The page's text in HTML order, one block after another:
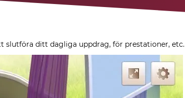
slutföra ditt dagliga uppdrag, för prestationer, etc.